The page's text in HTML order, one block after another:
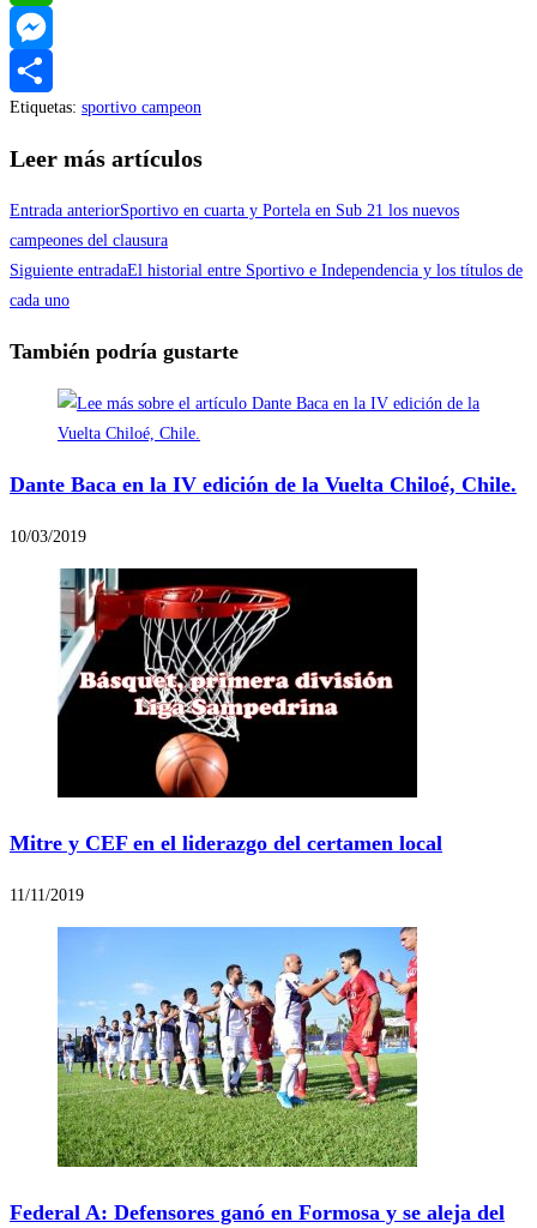
WhatsApp
Messenger
Compartir
Etiquetas: sportivo campeon
Leer más artículos
Entrada anteriorSportivo en cuarta y Portela en Sub 21 los nuevos
campeones del clausura
Siguiente entradaEl historial entre Sportivo e Independencia y los títulos de
cada uno
También podría gustarte
Dante Baca en la IV edición de la Vuelta Chiloé, Chile.
10/03/2019
Mitre y CEF en el liderazgo del certamen local
11/11/2019
Federal A: Defensores ganó en Formosa y se aleja del